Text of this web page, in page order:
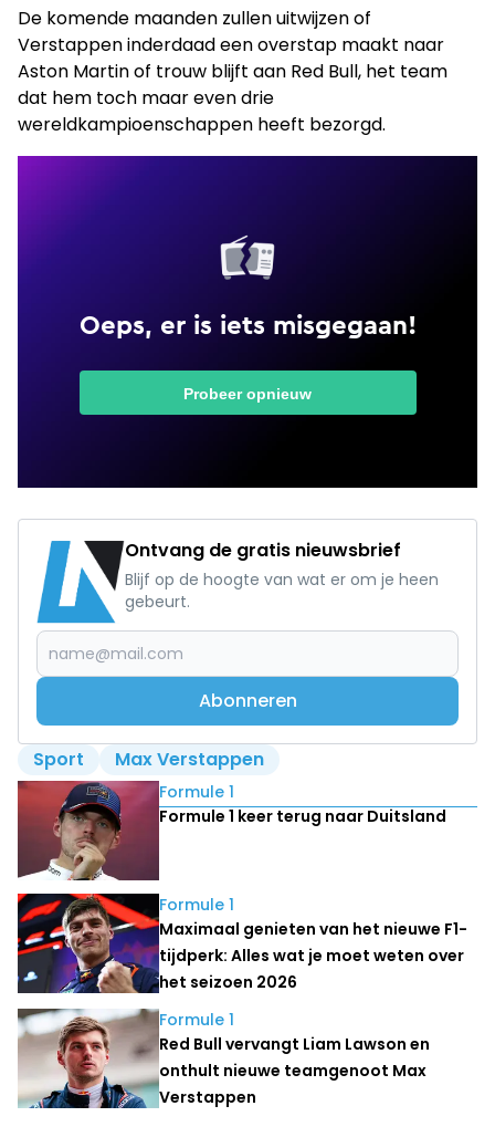
De komende maanden zullen uitwijzen of
Verstappen inderdaad een overstap maakt naar
Aston Martin of trouw blijft aan Red Bull, het team
dat hem toch maar even drie
wereldkampioenschappen heeft bezorgd.
Ontvang de gratis nieuwsbrief
Blijf op de hoogte van wat er om je heen
gebeurt.
Abonneren
Sport Max Verstappen
Lees ook
Formule 1
Formule 1 keer terug naar Duitsland
Formule 1
Maximaal genieten van het nieuwe F1-
tijdperk: Alles wat je moet weten over
het seizoen 2026
Formule 1
Red Bull vervangt Liam Lawson en
onthult nieuwe teamgenoot Max
Verstappen